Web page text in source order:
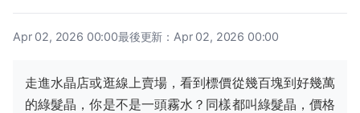
Apr 02, 2026 00:00最後更新：Apr 02, 2026 00:00
走進水晶店或逛線上賣場，看到標價從幾百塊到好幾萬
的綠髮晶，你是不是一頭霧水？同樣都叫綠髮晶，價格